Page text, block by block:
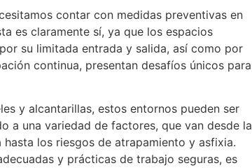
contar con medidas preventivas en
es claramente sí, ya que los espacios
su limitada entrada y salida, así como por
continua, presentan desafíos únicos para
y alcantarillas, estos entornos pueden ser
a una variedad de factores, que van desde la
los riesgos de atrapamiento y asfixia.
y prácticas de trabajo seguras, es